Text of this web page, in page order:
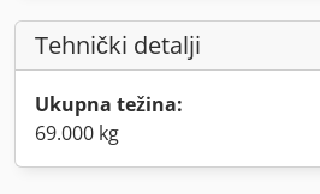
Tehnički detalji
Ukupna težina:
69.000 kg